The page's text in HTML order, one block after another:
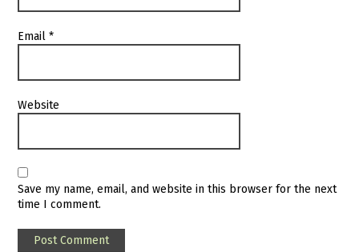
Email*
Website
Save my name, email, and website in this browser for the next
time I comment.